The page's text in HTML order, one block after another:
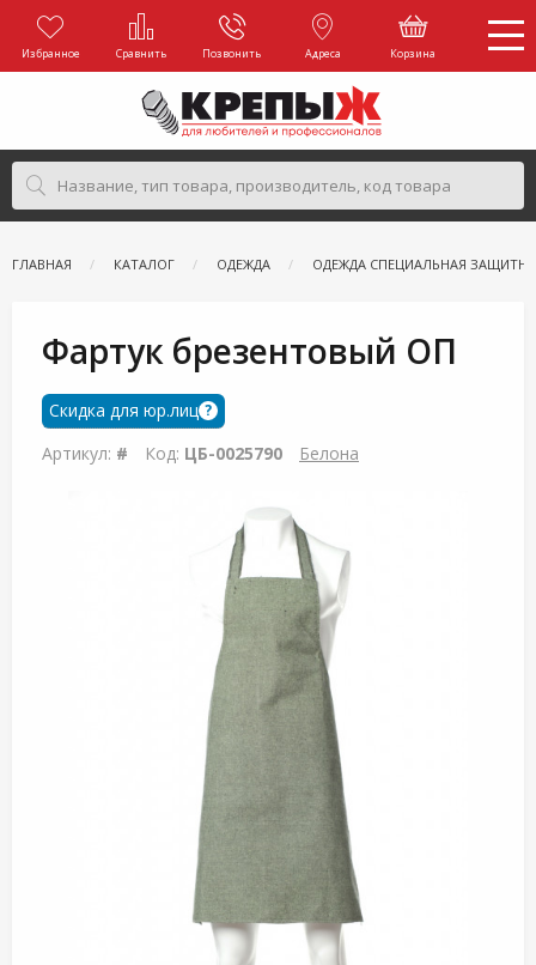
Избранное Сравнить Позвонить Адреса Корзина
ГЛАВНАЯ КАТАЛОГ ОДЕЖДА ОДЕЖДА СПЕЦИАЛЬНАЯ
Фартук брезентовый ОП
Скидка для юр.лиц ?
Артикул: # Код: ЦБ-0025790 Белона